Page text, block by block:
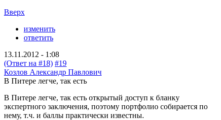
Вверх
изменить
ответить
13.11.2012 - 1:08
(Ответ на #18) #19
Козлов Александр Павлович
В Питере легче, так есть
В Питере легче, так есть открытый доступ к бланку
экспертного заключения, поэтому портфолио собирается по
нему, т.ч. и баллы практически известны.